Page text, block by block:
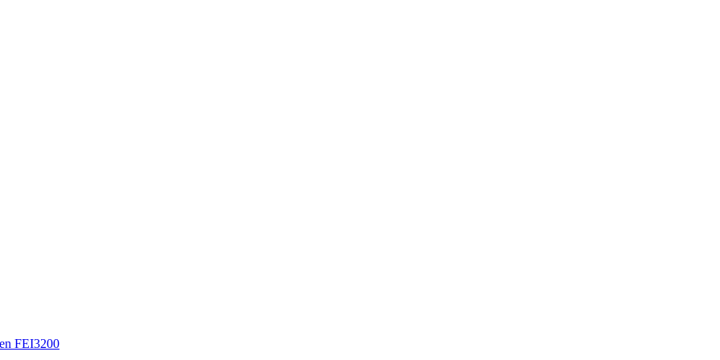
FEI3200